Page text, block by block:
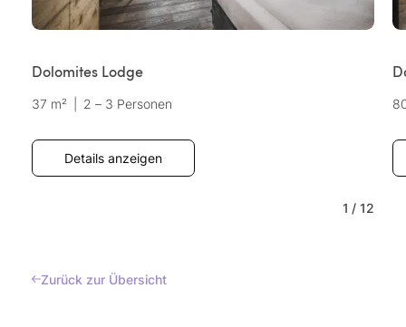
Dolomites Lodge
37 m² 2 – 3 Personen
Details anzeigen
1 / 12
Zurück zur Übersicht